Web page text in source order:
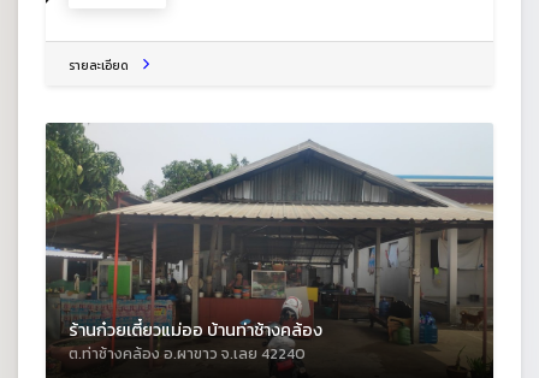
รายละเอียด
ร้านก๋วยเตี๋ยวแม่ออ บ้านท่าช้างคล้อง
ต.ท่าช้างคล้อง อ.ผาขาว จ.เลย 42240